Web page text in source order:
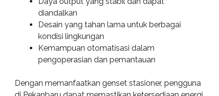
diandalkan
Desain yang tahan lama untuk berbagai
kondisi lingkungan
Kemampuan otomatisasi dalam
pengoperasian dan pemantauan
Dengan memanfaatkan genset stasioner, pengguna